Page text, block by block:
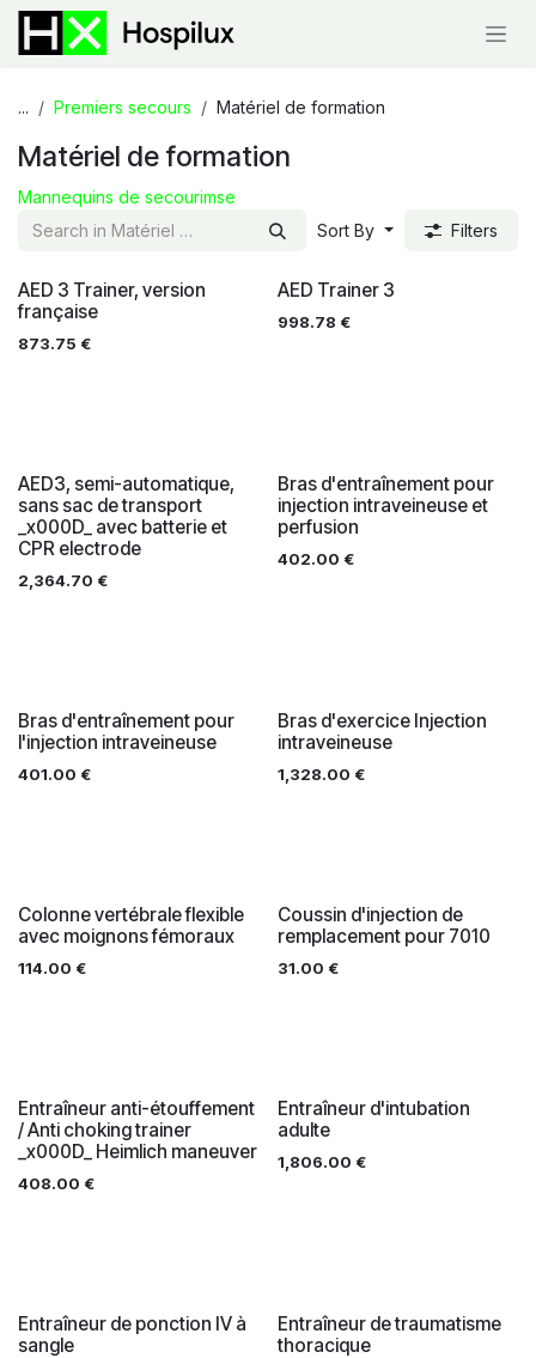
Skip to Content
... Premiers secours Matériel de formation
Matériel de formation
Mannequins de secourimse
Sort By
Filters
AED 3 Trainer, version
française
873.75 €
AED Trainer 3
998.78 €
AED3, semi-automatique,
sans sac de transport
_x000D_ avec batterie et
CPR electrode
2,364.70 €
Bras d'entraînement pour
injection intraveineuse et
perfusion
402.00 €
Bras d'entraînement pour
l'injection intraveineuse
401.00 €
Bras d'exercice Injection
intraveineuse
1,328.00 €
Colonne vertébrale flexible
avec moignons fémoraux
114.00 €
Coussin d'injection de
remplacement pour 7010
31.00 €
Entraîneur anti-étouffement
/ Anti choking trainer
_x000D_ Heimlich maneuver
408.00 €
Entraîneur d'intubation
adulte
1,806.00 €
Entraîneur de ponction IV à
sangle
Entraîneur de traumatisme
thoracique